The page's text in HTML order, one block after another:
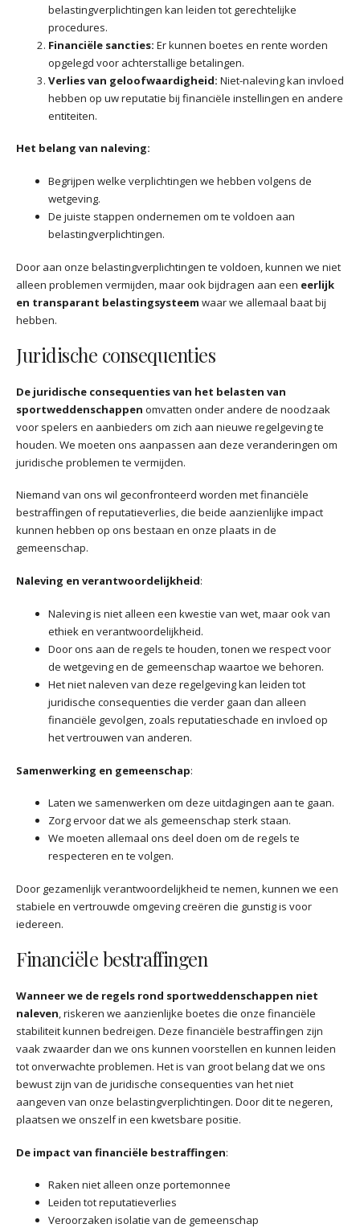
belastingverplichtingen kan leiden tot gerechtelijke
procedures.
Financiële sancties: Er kunnen boetes en rente worden
opgelegd voor achterstallige betalingen.
Verlies van geloofwaardigheid: Niet-naleving kan invloed
hebben op uw reputatie bij financiële instellingen en andere
entiteiten.
Het belang van naleving:
Begrijpen welke verplichtingen we hebben volgens de
wetgeving.
De juiste stappen ondernemen om te voldoen aan
belastingverplichtingen.
Door aan onze belastingverplichtingen te voldoen, kunnen we niet
alleen problemen vermijden, maar ook bijdragen aan een eerlijk
en transparant belastingsysteem waar we allemaal baat bij
hebben.
Juridische consequenties
De juridische consequenties van het belasten van
sportweddenschappen omvatten onder andere de noodzaak
voor spelers en aanbieders om zich aan nieuwe regelgeving te
houden. We moeten ons aanpassen aan deze veranderingen om
juridische problemen te vermijden.
Niemand van ons wil geconfronteerd worden met financiële
bestraffingen of reputatieverlies, die beide aanzienlijke impact
kunnen hebben op ons bestaan en onze plaats in de
gemeenschap.
Naleving en verantwoordelijkheid:
Naleving is niet alleen een kwestie van wet, maar ook van
ethiek en verantwoordelijkheid.
Door ons aan de regels te houden, tonen we respect voor
de wetgeving en de gemeenschap waartoe we behoren.
Het niet naleven van deze regelgeving kan leiden tot
juridische consequenties die verder gaan dan alleen
financiële gevolgen, zoals reputatieschade en invloed op
het vertrouwen van anderen.
Samenwerking en gemeenschap:
Laten we samenwerken om deze uitdagingen aan te gaan.
Zorg ervoor dat we als gemeenschap sterk staan.
We moeten allemaal ons deel doen om de regels te
respecteren en te volgen.
Door gezamenlijk verantwoordelijkheid te nemen, kunnen we een
stabiele en vertrouwde omgeving creëren die gunstig is voor
iedereen.
Financiële bestraffingen
Wanneer we de regels rond sportweddenschappen niet
naleven, riskeren we aanzienlijke boetes die onze financiële
stabiliteit kunnen bedreigen. Deze financiële bestraffingen zijn
vaak zwaarder dan we ons kunnen voorstellen en kunnen leiden
tot onverwachte problemen. Het is van groot belang dat we ons
bewust zijn van de juridische consequenties van het niet
aangeven van onze belastingverplichtingen. Door dit te negeren,
plaatsen we onszelf in een kwetsbare positie.
De impact van financiële bestraffingen:
Raken niet alleen onze portemonnee
Leiden tot reputatieverlies
Veroorzaken isolatie van de gemeenschap